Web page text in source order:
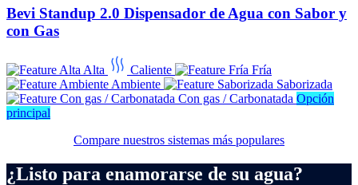
Bevi Standup 2.0 Dispensador de Agua con Sabor y
con Gas
Alta Caliente
Fría
Ambiente
Saborizada
Con gas / Carbonatada Opción
principal
Compare nuestros sistemas más populares
¿Listo para enamorarse de su agua?